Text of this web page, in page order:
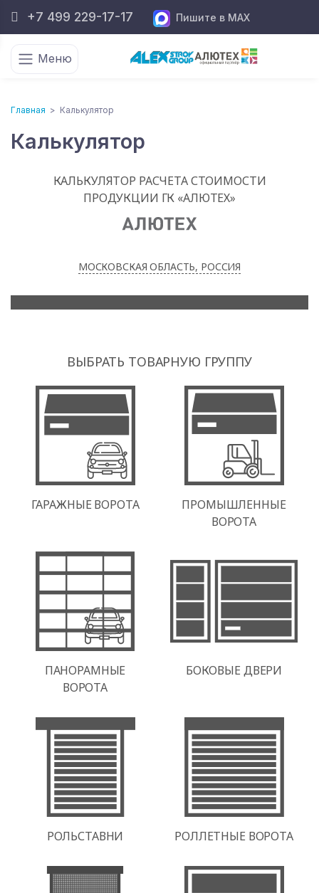
+7 499 229-17-17 Пишите в MAX
Меню
Главная > Калькулятор
Калькулятор